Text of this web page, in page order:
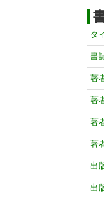
タ
書
著
著
著
著
出
出